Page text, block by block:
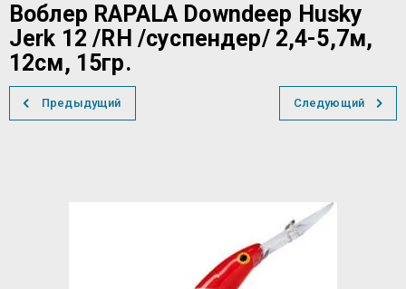
Воблер RAPALA Downdeep Husky
Jerk 12 /RH /суспендер/ 2,4-5,7м,
12см, 15гр.
Предыдущий Следующий